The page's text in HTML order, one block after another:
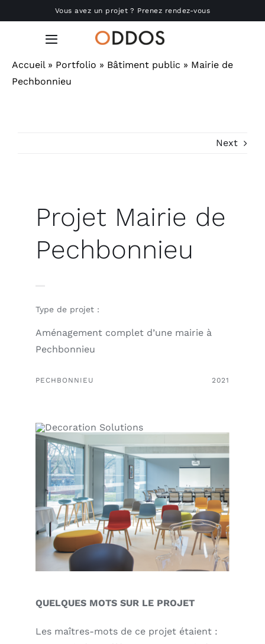
au
Vous avez un projet ? Prenez rendez-vous
Toggle
Navigation
Actu
RSE
Contact
Accueil» Portfolio » Bâtiment public » Mairie de
Pechbonnieu
Next
Projet Mairie de
Pechbonnieu
Type de projet :
Aménagement complet d’une mairie à
Pechbonnieu
PECHBONNIEU 2021
QUELQUES MOTS SUR LE PROJET
Les maîtres-mots de ce projet étaient :